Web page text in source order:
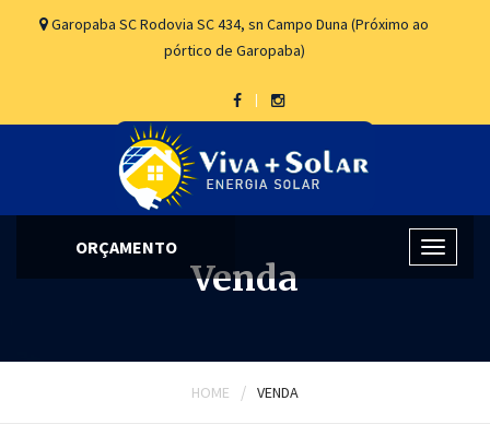
Garopaba SCRodovia SC 434, sn Campo Duna (Próximo ao
pórtico de Garopaba)
ORÇAMENTO
Venda
HOME / VENDA